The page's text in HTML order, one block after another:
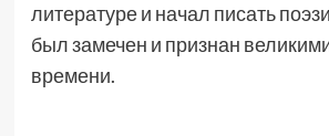
литературе и начал писать
был замечен и признан
времени.